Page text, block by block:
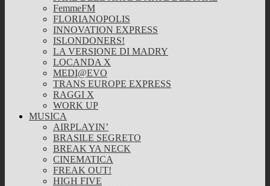
FemmeFM
FLORIANOPOLIS
INNOVATION EXPRESS
ISLONDONERS!
LA VERSIONE DI MADRY
LOCANDA X
MEDI@EVO
TRANS EUROPE EXPRESS
RAGGI X
WORK UP
MUSICA
AIRPLAYIN’
BRASILE SEGRETO
BREAK YA NECK
CINEMATICA
FREAK OUT!
HIGH FIVE